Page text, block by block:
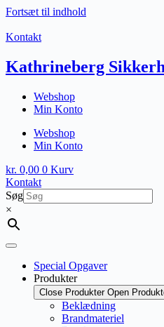
Fortsæt til indhold
Kontakt
Kathrineberg
Webshop
Min Konto
Webshop
Min Konto
kr. 0,00 0 Kurv
Kontakt
Søg
×
Special Opgaver
Produkter
Close Produkter Open
Beklædning
Brandmateriel